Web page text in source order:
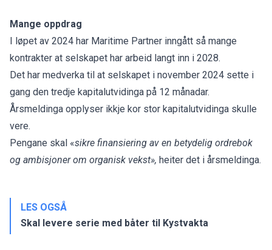
Mange oppdrag
I løpet av 2024 har Maritime Partner inngått så mange
kontrakter at selskapet har arbeid langt inn i 2028.
Det har medverka til at selskapet i november 2024 sette i
gang den tredje kapitalutvidinga på 12 månadar.
Årsmeldinga opplyser ikkje kor stor kapitalutvidinga skulle
vere.
Pengane skal «sikre finansiering av en betydelig ordrebok
og ambisjoner om organisk vekst», heiter det i årsmeldinga.
LES OGSÅ
Skal levere serie med båter til Kystvakta